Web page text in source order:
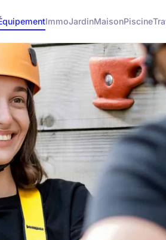
ImmoJardinMaisonPiscine